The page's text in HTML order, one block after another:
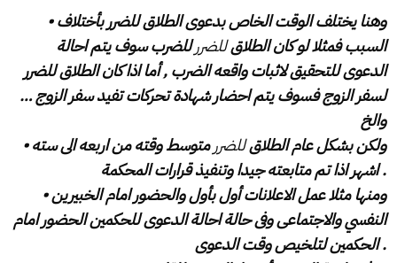
‎• وهنا يختلف الوقت الخاص بدعوى الطلاق للضرر بأختلاف
السبب فمثلا لو كان الطلاقللضررللضرب سوف يتم احالة
الدعوى للتحقيق لاثبات واقعه الضرب , أما اذا كان الطلاق للضرر
لسفر الزوج فسوف يتم احضار شهادة تحركات تفيد سفر الزوج …
والخ
‎• ولكن بشكل عام الطلاقللضررمتوسط وقته من اربعه الى سته
اشهر اذا تم متابعته جيدا وتنفيذ قرارات المحكمة .
‎• ومنها مثلا عمل الاعلانات أول بأول والحضور امام الخبيرين
النفسي والاجتماعى وفى حالة احالة الدعوى للحكمين الحضور امام
الحكمين لتلخيص وقت الدعوى .